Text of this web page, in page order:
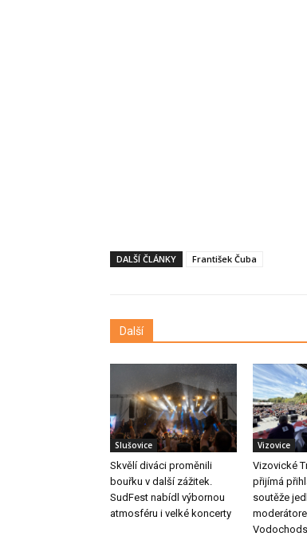
DALŠÍ ČLÁNKY František Čuba
Další
Slušovice
Skvělí diváci proměnili
bouřku v další zážitek.
SudFest nabídl výbornou
atmosféru i velké koncerty
Vizovice
Vizovické
přijímá
soutěže